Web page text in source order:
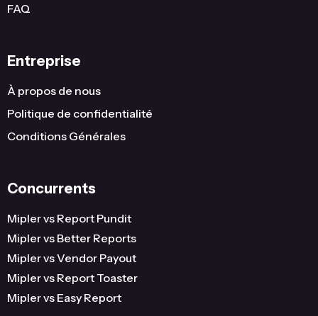
FAQ
Entreprise
À propos de nous
Politique de confidentialité
Conditions Générales
Concurrents
Mipler vs Report Pundit
Mipler vs Better Reports
Mipler vs Vendor Payout
Mipler vs Report Toaster
Mipler vs Easy Report